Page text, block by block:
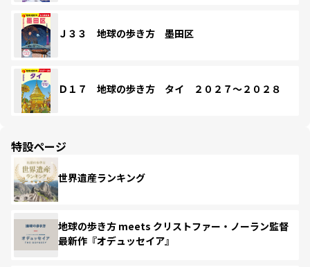
Ｊ３３ 地球の歩き方 墨田区
Ｄ１７ 地球の歩き方 タイ ２０２７～２０２８
特設ページ
世界遺産ランキング
地球の歩き方 meets クリストファー・ノーラン監督
最新作『オデュッセイア』